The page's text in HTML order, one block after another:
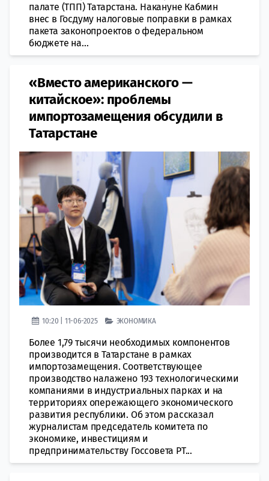
палате (ТПП) Татарстана. Накануне Кабмин
внес в Госдуму налоговые поправки в рамках
пакета законопроектов о федеральном
бюджете на...
«Вместо американского —
китайское»: проблемы
импортозамещения обсудили в
Татарстане
10:20 | 11-06-2025 ЭКОНОМИКА
Более 1,79 тысячи необходимых компонентов
производится в Татарстане в рамках
импортозамещения. Соответствующее
производство налажено 193 технологическими
компаниями в индустриальных парках и на
территориях опережающего экономического
развития республики. Об этом рассказал
журналистам председатель комитета по
экономике, инвестициям и
предпринимательству Госсовета РТ...